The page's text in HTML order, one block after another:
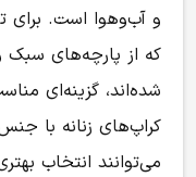
و آب‌وهوا است. برای
که از پارچه‌های سبک
شده‌اند، گزینه‌ای
کراپ‌های زنانه با
می‌توانند انتخاب